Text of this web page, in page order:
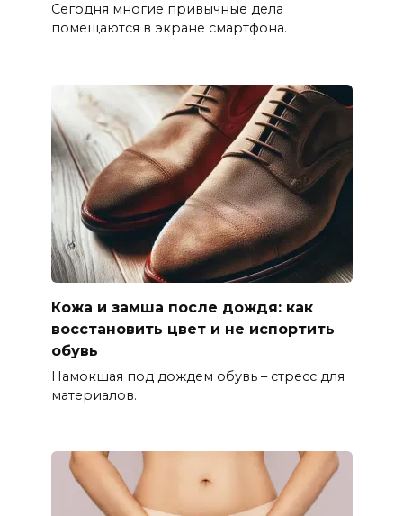
Сегодня многие привычные дела
помещаются в экране смартфона.
Кожа и замша после дождя: как
восстановить цвет и не испортить
обувь
Намокшая под дождем обувь – стресс для
материалов.